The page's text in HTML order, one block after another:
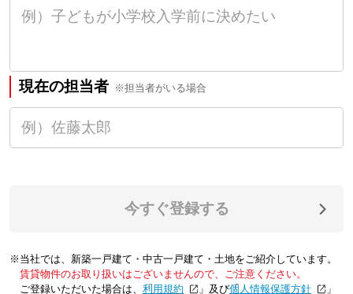
現在の担当者 ※担当者がいる場合
今すぐ登録する
※当社では、新築一戸建て・中古一戸建て・土地をご紹介しています。
賃貸物件のお取り扱いはございませんので、ご注意ください。
ご登録いただいた場合は、「利用規約 」及び「個人情報保護方針
」